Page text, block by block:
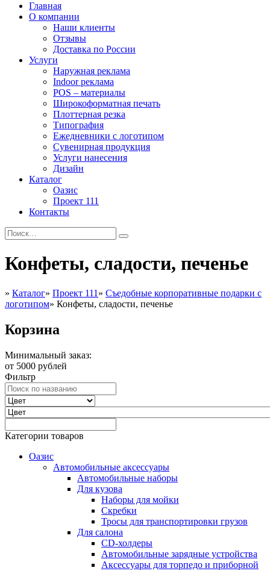
Главная
О компании
Наши клиенты
Отзывы
Доставка по России
Услуги
Наружная реклама
Indoor реклама
POS – материалы
Широкоформатная печать
Плоттерная резка
Типография
Ежедневники с логотипом
Сувенирная продукция
Услуги нанесения
Дизайн
Каталог
Оазис
Проект 111
Контакты
Конфеты, сладости, печенье
» Каталог» Проект 111 » Съедобные корпоративные подарки с
логотипом» Конфеты, сладости, печенье
Корзина
Минимальный заказ:
от 5000 рублей
Фильтр
Категории товаров
Оазис
Автомобильные аксессуары
Автомобильные наборы
Для кузова
Наборы для мойки
Скребки
Тросы для транспортировки грузов
Для салона
CD-холдеры
Автомобильные зарядные устройства
Аксессуары для торпедо и приборной